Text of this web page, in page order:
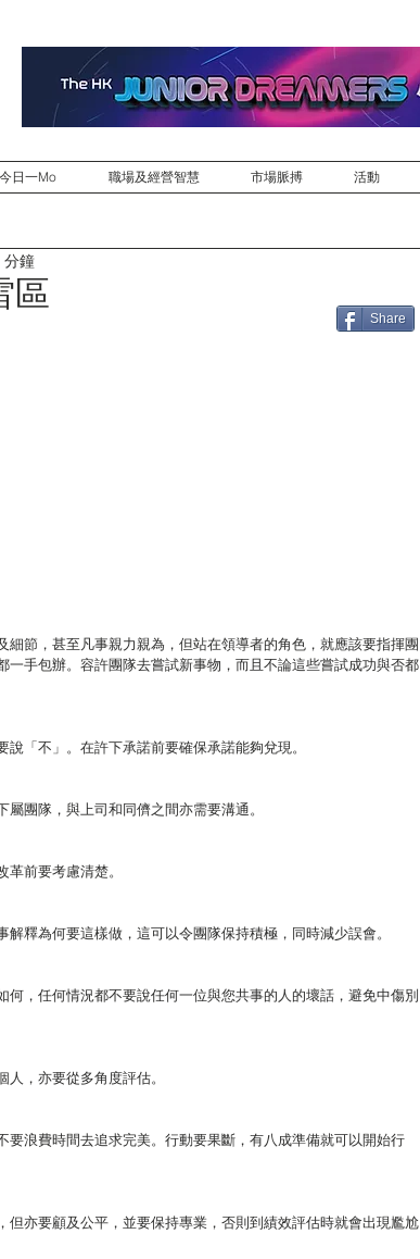
今日一Mo 職場及經營智慧 市場脈搏 活動
區
分鐘
細節，甚至凡事親力親為，但站在領導者的角色，就應該要指揮團
一手包辦。容許團隊去嘗試新事物，而且不論這些嘗試成功與否都
「不」。在許下承諾前要確保承諾能夠兌現。
團隊，與上司和同儕之間亦需要溝通。
前要考慮清楚。
釋為何要這樣做，這可以令團隊保持積極，同時減少誤會。
何，任何情況都不要說任何一位與您共事的人的壞話，避免中傷別
，亦要從多角度評估。
要浪費時間去追求完美。行動要果斷，有八成準備就可以開始行
但亦要顧及公平，並要保持專業，否則到績效評估時就會出現尷尬
Share